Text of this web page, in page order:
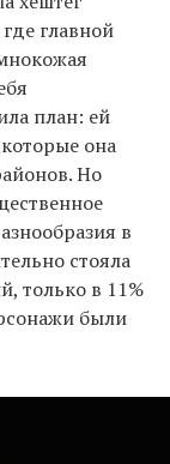
главной
план: ей
она
Но
в
стояла
только в 11%
были